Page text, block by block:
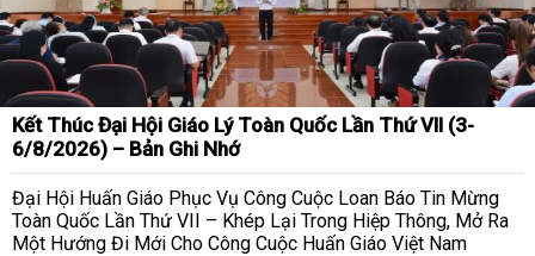
Kết Thúc Đại Hội Giáo Lý Toàn Quốc Lần Thứ VII (3-
6/8/2026) – Bản Ghi Nhớ
Đại Hội Huấn Giáo Phục Vụ Công Cuộc Loan Báo Tin Mừng
Toàn Quốc Lần Thứ VII – Khép Lại Trong Hiệp Thông, Mở Ra
Một Hướng Đi Mới Cho Công Cuộc Huấn Giáo Việt Nam